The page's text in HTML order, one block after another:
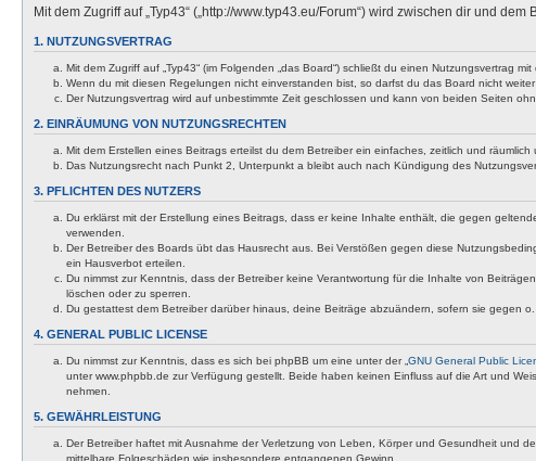
Mit dem Zugriff auf „Typ43“ („http://www.typ43.eu/Forum“) wird zwischen dir und
1. NUTZUNGSVERTRAG
Mit dem Zugriff auf „Typ43“ (im Folgenden „das Board“) schließt du einen Nutzungsvertrag
Wenn du mit diesen Regelungen nicht einverstanden bist, so darfst du das Board nicht
Der Nutzungsvertrag wird auf unbestimmte Zeit geschlossen und kann von beiden Seiten
2. EINRÄUMUNG VON NUTZUNGSRECHTEN
Mit dem Erstellen eines Beitrags erteilst du dem Betreiber ein einfaches, zeitlich und
Das Nutzungsrecht nach Punkt 2, Unterpunkt a bleibt auch nach Kündigung des
3. PFLICHTEN DES NUTZERS
Du erklärst mit der Erstellung eines Beitrags, dass er keine Inhalte enthält, die gegen
verwenden.
Der Betreiber des Boards übt das Hausrecht aus. Bei Verstößen gegen diese
ein Hausverbot erteilen.
Du nimmst zur Kenntnis, dass der Betreiber keine Verantwortung für die Inhalte von
löschen oder zu sperren.
Du gestattest dem Betreiber darüber hinaus, deine Beiträge abzuändern, sofern sie gegen
4. GENERAL PUBLIC LICENSE
Du nimmst zur Kenntnis, dass es sich bei phpBB um eine unter der „ GNU General Public
unter www.phpbb.de zur Verfügung gestellt. Beide haben keinen Einfluss auf die Art und
nehmen.
5. GEWÄHRLEISTUNG
Der Betreiber haftet mit Ausnahme der Verletzung von Leben, Körper und Gesundheit und
mittelbare Folgeschäden wie insbesondere entgangenen Gewinn.